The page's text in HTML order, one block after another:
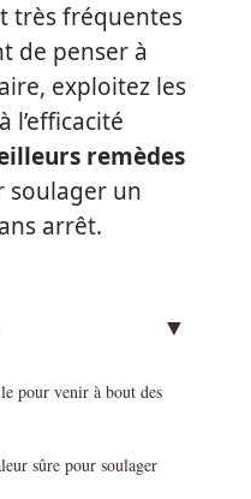
très fréquentes
de penser à
exploitez les
l’efficacité
remèdes
soulager un
arrêt.
pour venir à bout des
sûre pour soulager